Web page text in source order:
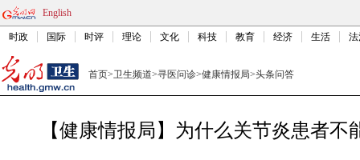
English
时政 国际 时评 理论 文化 科技 教育 经济 生活
首页>卫生频道>寻医问诊>健康情报局>头条问答
【健康情报局】为什么关节炎患者不